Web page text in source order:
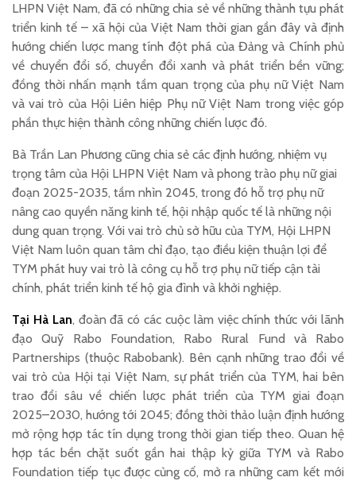
LHPN Việt Nam, đã có những chia sẻ về những thành tựu phát
triển kinh tế – xã hội của Việt Nam thời gian gần đây và định
hướng chiến lược mang tính đột phá của Đảng và Chính phủ
về chuyển đổi số, chuyển đổi xanh và phát triển bền vững;
đồng thời nhấn mạnh tầm quan trọng của phụ nữ Việt Nam
và vai trò của Hội Liên hiệp Phụ nữ Việt Nam trong việc góp
phần thực hiện thành công những chiến lược đó.
Bà Trần Lan Phương cũng chia sẻ các định hướng, nhiệm vụ
trọng tâm của Hội LHPN Việt Nam và phong trào phụ nữ giai
đoạn 2025-2035, tầm nhìn 2045, trong đó hỗ trợ phụ nữ
nâng cao quyền năng kinh tế, hội nhập quốc tế là những nội
dung quan trọng. Với vai trò chủ sở hữu của TYM, Hội LHPN
Việt Nam luôn quan tâm chỉ đạo, tạo điều kiện thuận lợi để
TYM phát huy vai trò là công cụ hỗ trợ phụ nữ tiếp cận tài
chính, phát triển kinh tế hộ gia đình và khởi nghiệp.
Tại Hà Lan, đoàn đã có các cuộc làm việc chính thức với lãnh
đạo Quỹ Rabo Foundation, Rabo Rural Fund và Rabo
Partnerships (thuộc Rabobank). Bên cạnh những trao đổi về
vai trò của Hội tại Việt Nam, sự phát triển của TYM, hai bên
trao đổi sâu về chiến lược phát triển của TYM giai đoạn
2025–2030, hướng tới 2045; đồng thời thảo luận định hướng
mở rộng hợp tác tín dụng trong thời gian tiếp theo. Quan hệ
hợp tác bền chặt suốt gần hai thập kỷ giữa TYM và Rabo
Foundation tiếp tục được củng cố, mở ra những cam kết mới